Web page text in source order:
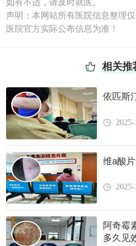
如有不适，请及时就医。
声明：本网站所有医院信息整理
医院官方实际公布信息为准！
相关推
依匹斯
维a酸
阿奇霉
多久见